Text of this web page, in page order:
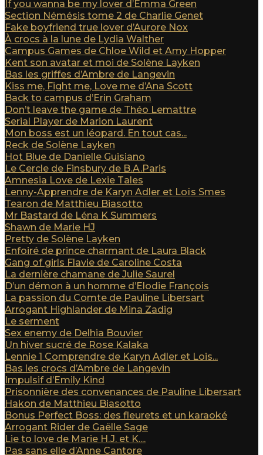
If you wanna be my lover d’Emma Green
Section Némésis tome 2 de Charlie Genet
Fake boyfriend true lover d’Aurore Nox
À crocs à la lune de Lydia Walther
Campus Games de Chloe Wild et Amy Hopper
Kent son avatar et moi de Solène Layken
Bas les griffes d’Ambre de Langevin
Kiss me, Fight me, Love me d’Ana Scott
Back to campus d’Erin Graham
Don’t leave the game de Théo Lemattre
Serial Player de Marion Laurent
Mon boss est un léopard. En tout cas...
Reck de Solène Layken
Hot Blue de Danielle Guisiano
Le Cercle de Finsbury de B.A.Paris
Amnesia Love de Lexie Tales
Lenny-Apprendre de Karyn Adler et Loïs Smes
Tearon de Matthieu Biasotto
Mr Bastard de Léna K Summers
Shawn de Marie HJ
Pretty de Solène Layken
Enfoiré de prince charmant de Laura Black
Gang of girls Flavie de Caroline Costa
La dernière chamane de Julie Saurel
D’un démon à un homme d’Elodie François
La passion du Comte de Pauline Libersart
Arrogant Highlander de Mina Zadig
Le serment
Sex enemy de Delhia Bouvier
Un hiver sucré de Rose Kalaka
Lennie 1 Comprendre de Karyn Adler et Lois...
Bas les crocs d’Ambre de Langevin
Impulsif d’Emily Kind
Prisonnière des convenances de Pauline Libersart
Hakon de Matthieu Biasotto
Bonus Perfect Boss: des fleurets et un karaoké
Arrogant Rider de Gaëlle Sage
Lie to love de Marie H.J. et K....
Pas sans elle d’Anne Cantore